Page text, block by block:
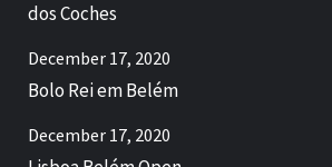
dos Coches
December 17, 2020
Bolo Rei em Belém
December 17, 2020